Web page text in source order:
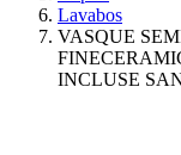
Lavabos
VASQUE
INCLUSE